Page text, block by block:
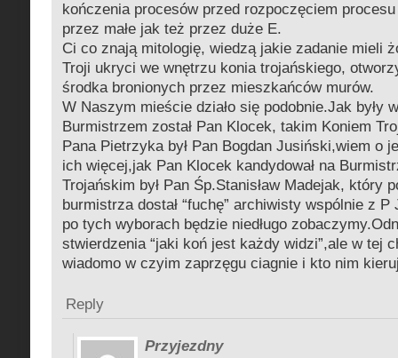
kończenia procesów przed rozpoczęciem
przez małe jak też przez duże E.
Ci co znają mitologię, wiedzą jakie zadanie mieli
Troji ukryci we wnętrzu konia trojańskiego,
środka bronionych przez mieszkańców murów.
W Naszym mieście działo się podobnie.Jak były
Burmistrzem został Pan Klocek, takim Koniem
Pana Pietrzyka był Pan Bogdan Jusiński,wiem o
ich więcej,jak Pan Klocek kandydował na
Trojańskim był Pan Śp.Stanisław Madejak, który
burmistrza dostał “fuchę” archiwisty wspólnie z
po tych wyborach będzie niedługo
stwierdzenia “jaki koń jest każdy widzi”,ale w tej
wiadomo w czyim zaprzęgu ciagnie i kto nim
Reply
Przyjezdny